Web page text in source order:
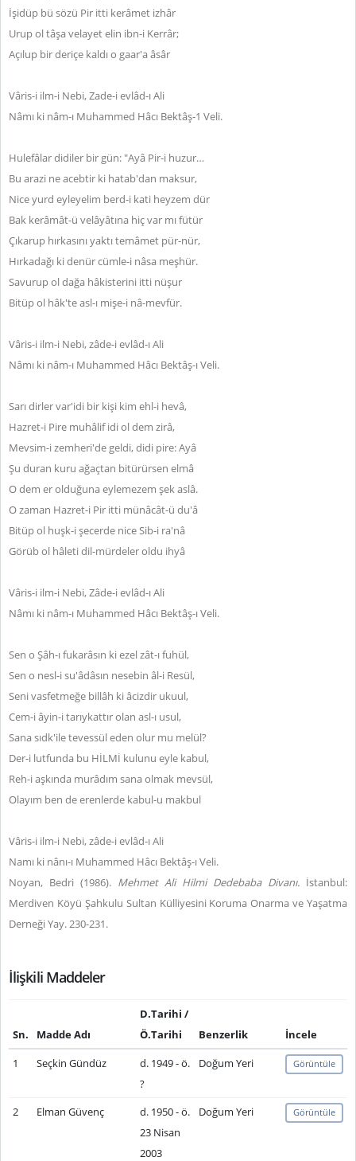
İşidüp bü sözü Pir itti kerâmet izhâr
Urup ol tâşa velayet elin ibn-i Kerrâr;
Açılup bir deriçe kaldı o gaar'a âsâr
Vâris-i ilm-i Nebi, Zade-i evlâd-ı Ali
Nâmı ki nâm-ı Muhammed Hâcı Bektâş-1 Veli.
Hulefâlar didiler bir gün: "Ayâ Pir-i huzur…
Bu arazi ne acebtir ki hatab'dan maksur,
Nice yurd eyleyelim berd-i kati heyzem dür
Bak kerâmât-ü velâyâtına hiç var mı fütür
Çıkarup hırkasını yaktı temâmet pür-nür,
Hırkadağı ki denür cümle-i nâsa meşhür.
Savurup ol dağa hâkisterini itti nüşur
Bitüp ol hâk'te asl-ı mişe-i nâ-mevfür.
Vâris-i ilm-i Nebi, zâde-i evlâd-ı Ali
Nâmı ki nâm-ı Muhammed Hâcı Bektâş-ı Veli.
Sarı dirler var'idi bir kişi kim ehl-i hevâ,
Hazret-i Pire muhâlif idi ol dem zirâ,
Mevsim-i zemheri'de geldi, didi pire: Ayâ
Şu duran kuru ağaçtan bitürürsen elmâ
O dem er olduğuna eylemezem şek aslâ.
O zaman Hazret-i Pir itti münâcât-ü du'â
Bitüp ol huşk-i şecerde nice Sib-i ra'nâ
Görüb ol hâleti dil-mürdeler oldu ihyâ
Vâris-i ilm-i Nebi, Zâde-i evlâd-ı Ali
Nâmı ki nâm-ı Muhammed Hâcı Bektâş-ı Veli.
Sen o Şâh-ı fukarâsın ki ezel zât-ı fuhül,
Sen o nesl-i su'âdâsın nesebin âl-i Resül,
Seni vasfetmeğe billâh ki âcizdir ukuul,
Cem-i âyin-i tarıykattır olan asl-ı usul,
Sana sıdk'ile tevessül eden olur mu melül?
Der-i lutfunda bu HİLMİ kulunu eyle kabul,
Reh-i aşkında murâdım sana olmak mevsül,
Olayım ben de erenlerde kabul-u makbul
Vâris-i ilm-i Nebi, zâde-i evlâd-ı Ali
Namı ki nânı-ı Muhammed Hâcı Bektâş-ı Veli.
Noyan, Bedri (1986). Mehmet Ali Hilmi Dedebaba Divanı. İstanbul:
Merdiven Köyü Şahkulu Sultan Külliyesini Koruma Onarma ve Yaşatma
Derneği Yay. 230-231.
İlişkili Maddeler
Sn. Madde Adı
D.Tarihi /
Ö.Tarihi
Benzerlik
İncele
1
Seçkin Gündüz
d. 1949 - ö.
?
Doğum Yeri Görüntüle
2 Elman Güvenç
d. 1950 - ö.
23 Nisan
2003
Doğum Yeri Görüntüle